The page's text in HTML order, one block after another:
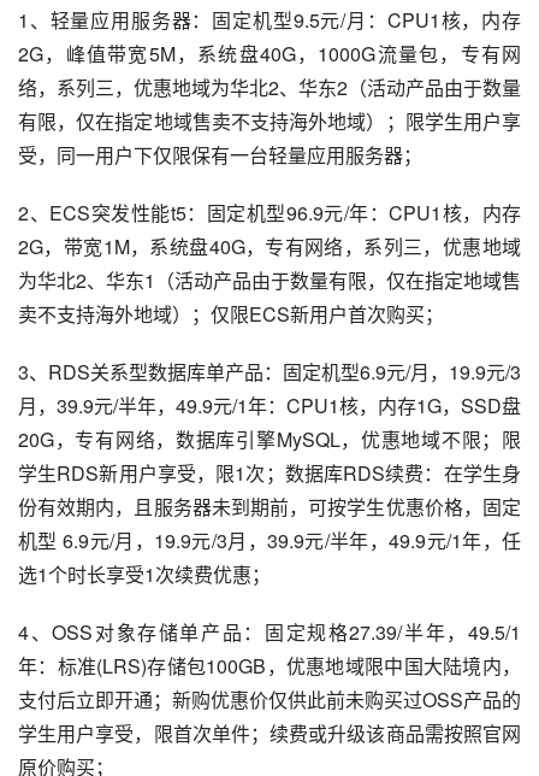
1、轻量应用服务器：固定机型9.5元/月：CPU1核，内存
2G，峰值带宽5M，系统盘40G，1000G流量包，专有网
络，系列三，优惠地域为华北2、华东2（活动产品由于数量
有限，仅在指定地域售卖不支持海外地域）；限学生用户享
受，同一用户下仅限保有一台轻量应用服务器；
2、ECS突发性能t5：固定机型96.9元/年：CPU1核，内存
2G，带宽1M，系统盘40G，专有网络，系列三，优惠地域
为华北2、华东1（活动产品由于数量有限，仅在指定地域售
卖不支持海外地域）；仅限ECS新用户首次购买；
3、RDS关系型数据库单产品：固定机型6.9元/月，19.9元/3
月，39.9元/半年，49.9元/1年：CPU1核，内存1G，SSD盘
20G，专有网络，数据库引擎MySQL，优惠地域不限；限
学生RDS新用户享受，限1次；数据库RDS续费：在学生身
份有效期内，且服务器未到期前，可按学生优惠价格，固定
机型 6.9元/月，19.9元/3月，39.9元/半年，49.9元/1年，任
选1个时长享受1次续费优惠；
4、OSS对象存储单产品：固定规格27.39/半年，49.5/1
年：标准(LRS)存储包100GB，优惠地域限中国大陆境内，
支付后立即开通；新购优惠价仅供此前未购买过OSS产品的
学生用户享受，限首次单件；续费或升级该商品需按照官网
原价购买；